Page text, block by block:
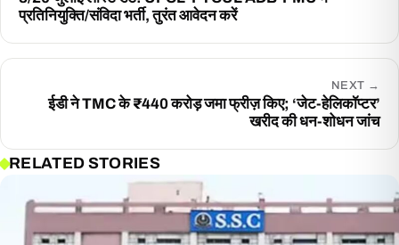
प्रतिनियुक्ति/संविदा भर्ती, तुरंत आवेदन करें
NEXT →
ईडी ने TMC के ₹440 करोड़ जमा फ्रीज़ किए; ‘जेट-हेलिकॉप्टर’
खरीद की धन-शोधन जांच
RELATED STORIES